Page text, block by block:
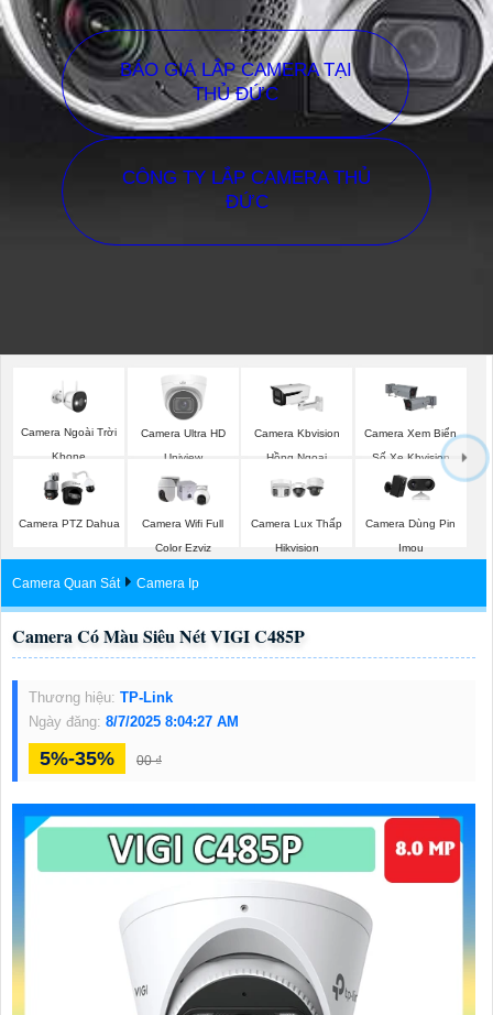
BÁO GIÁ LẮP CAMERA TẠI
THỦ ĐỨC
CÔNG TY LẮP CAMERA THỦ
ĐỨC
Camera Ngoài Trời
Kbone
Camera Ultra HD
Uniview
Camera Kbvision
Hồng Ngoại
Camera Xem Biển
Số Xe Kbvision
Camera PTZ Dahua
Camera Wifi Full
Color Ezviz
Camera Lux Thấp
Hikvision
Camera Dùng Pin
Imou
Camera Quan Sát Camera Ip
Camera Có Màu Siêu Nét VIGI C485P
Thương hiệu: TP-Link
Ngày đăng: 8/7/2025 8:04:27 AM
5%-35% 00 ₫